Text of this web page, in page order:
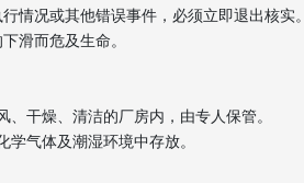
情况或其他错误事件，必须立即退出核实。
滑而危及生命。
干燥、清洁的厂房内，由专人保管。
气体及潮湿环境中存放。